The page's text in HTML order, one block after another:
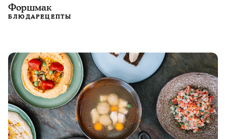
Форшмак
БЛЮДАРЕЦЕПТЫ